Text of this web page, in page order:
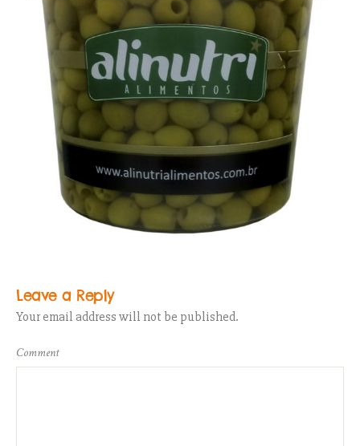
Leave a Reply
Your email address will not be published.
Comment